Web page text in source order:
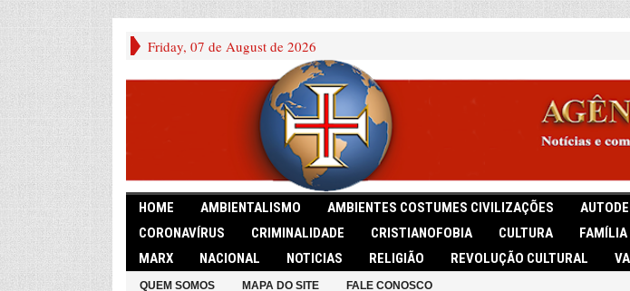
Friday, 07 de August de 2026
HOME AMBIENTALISMO AMBIENTES COSTUMES CIVILIZAÇÕES
CORONAVÍRUS
CRIMINALIDADE CRISTIANOFOBIA CULTURA FAMÍLIA
MARX
NACIONAL NOTICIAS RELIGIÃO REVOLUÇÃO CULTURAL
QUEM SOMOS MAPA DO SITE FALE CONOSCO